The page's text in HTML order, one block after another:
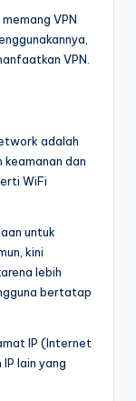
VPN
VPN.
adalah
keamanan dan
WiFi
untuk
kini
lebih
bertatap
IP (Internet
lain yang